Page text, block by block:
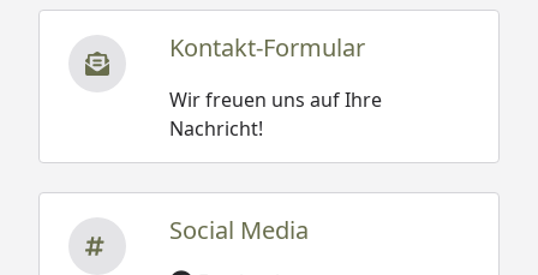
Kontakt-Formular
Wir freuen uns auf Ihre
Nachricht!
Social Media